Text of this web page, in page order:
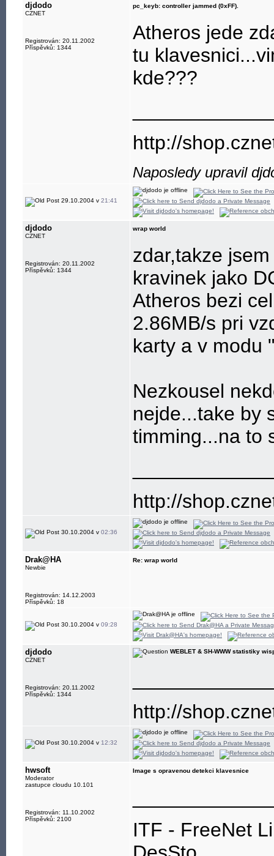
djdodo
CZNET
Registrován: 20.11.2002
Příspěvků: 1344
pc_keyb: controller jammed (0xFF).
Atheros jede
tu
kde???
http://
Naposledy upravil
29.10.2004 v 21:41
djdodo
CZNET
Registrován: 20.11.2002
Příspěvků: 1344
wrap world
zdar,takze
kravinek jako
Atheros bezi
2.86MB/s pri
karty a v modu
Nezkousel
nejde...take by
timming...na to
http://
30.10.2004 v 02:36
Drak@HA
Newbie
Registrován: 14.12.2003
Příspěvků: 18
Re: wrap world
30.10.2004 v 09:28
djdodo
CZNET
Registrován: 20.11.2002
Příspěvků: 1344
WEBLET & SH-WWW statistiky
http://
30.10.2004 v 12:32
hwsoft
Moderator
zastupce cloudu 10.101
Registrován: 11.10.2002
Příspěvků: 2100
Image s opravenou detekci klavesnice
ITF - FreeNet